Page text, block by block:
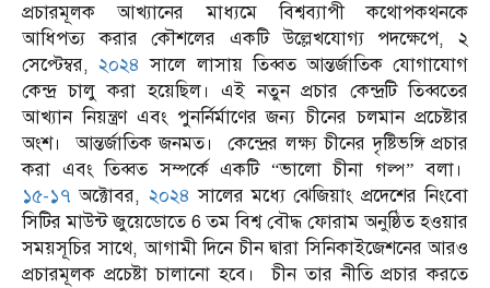
প্রচারমূলক আখ্যানের মাধ্যমে বিশ্বব্যাপী কথোপকথনকে
আধিপত্য করার কৌশলের একটি উল্লেখযোগ্য পদক্ষেপে, ২
সেপ্টেম্বর,২০২৪ সালে লাসায় তিব্বত আন্তর্জাতিক যোগাযোগ
কেন্দ্র চালু করা হয়েছিল। এই নতুন প্রচার কেন্দ্রটি তিব্বতের
আখ্যান নিয়ন্ত্রণ এবং পুনর্নির্মাণের জন্য চীনের চলমান প্রচেষ্টার
অংশ। আন্তর্জাতিক জনমত। কেন্দ্রের লক্ষ্য চীনের দৃষ্টিভঙ্গি প্রচার
করা এবং তিব্বত সম্পর্কে একটি “ভালো চীনা গল্প” বলা।
১৫-১৭ অক্টোবর, ২০২৪ সালের মধ্যে ঝেজিয়াং প্রদেশের নিংবো
সিটির মাউন্ট জুয়েডোতে 6 তম বিশ্ব বৌদ্ধ ফোরাম অনুষ্ঠিত হওয়ার
সময়সূচির সাথে, আগামী দিনে চীন দ্বারা সিনিকাইজেশনের আরও
প্রচারমূলক প্রচেষ্টা চালানো হবে। চীন তার নীতি প্রচার করতে